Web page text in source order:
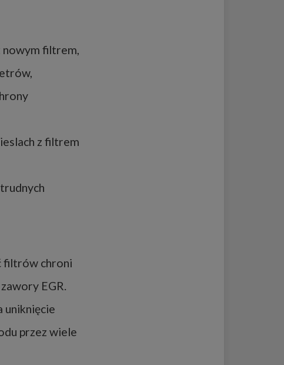
nowym filtrem,
z filtrem
filtrów chroni
EGR.
uniknięcie
przez wiele